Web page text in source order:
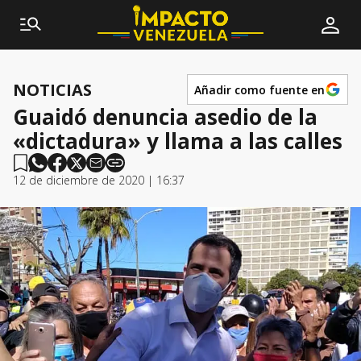
NOTICIAS Añadir como fuente en
Guaidó denuncia asedio de la
«dictadura» y llama a las calles
12 de diciembre de 2020 | 16:37